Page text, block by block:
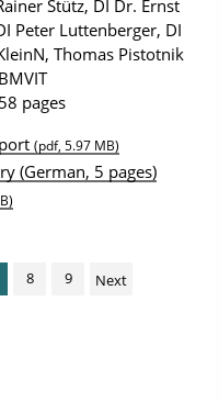
Stütz, DI Dr. Ernst
Peter Luttenberger, DI
Thomas Pistotnik
pages
(pdf, 5.97 MB)
(German, 5 pages)
8 9 Next